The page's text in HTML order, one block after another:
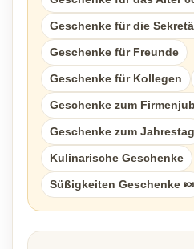
Geschenke für die
Geschenke für Freunde
Geschenke für Kollegen
Geschenke zum
Geschenke zum Jahrestag
Kulinarische Geschenke
Süßigkeiten Geschenke 🍬